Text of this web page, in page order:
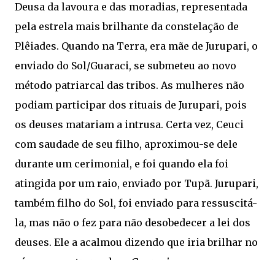
Deusa da lavoura e das moradias, representada
pela estrela mais brilhante da constelação de
Plêiades. Quando na Terra, era mãe de Jurupari, o
enviado do Sol/Guaraci, se submeteu ao novo
método patriarcal das tribos. As mulheres não
podiam participar dos rituais de Jurupari, pois
os deuses matariam a intrusa. Certa vez, Ceuci
com saudade de seu filho, aproximou-se dele
durante um cerimonial, e foi quando ela foi
atingida por um raio, enviado por Tupã. Jurupari,
também filho do Sol, foi enviado para ressuscitá-
la, mas não o fez para não desobedecer a lei dos
deuses. Ele a acalmou dizendo que iria brilhar no